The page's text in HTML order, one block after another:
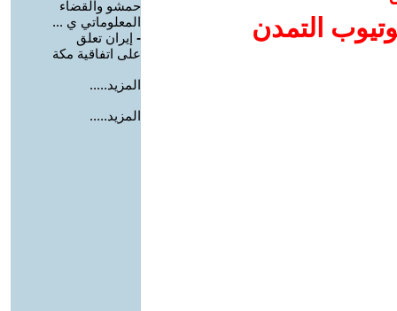
التمدن
حمشو والقضاء
المعلوماتي ي ...
- إيران تعلق
على اتفاقية مكة
المزيد.....
المزيد.....